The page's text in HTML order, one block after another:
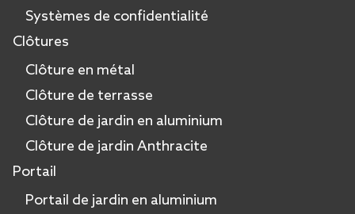
Systèmes de confidentialité
Clôtures
Clôture en métal
Clôture de terrasse
Clôture de jardin en aluminium
Clôture de jardin Anthracite
Portail
Portail de jardin en aluminium